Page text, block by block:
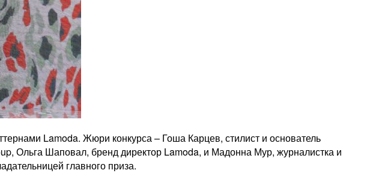
Lamoda. Жюри конкурса – Гоша Карцев, стилист и основатель
Ольга Шаповал, бренд директор Lamoda, и Мадонна Мур, журналистка и
главного приза.